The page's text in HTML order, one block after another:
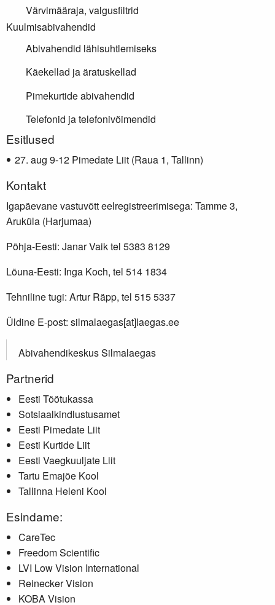
Värvimääraja, valgusfiltrid
Kuulmisabivahendid
Abivahendid lähisuhtlemiseks
Käekellad ja äratuskellad
Pimekurtide abivahendid
Telefonid ja telefonivõimendid
Lisainfo
Esitlused
aug 9-12 Pimedate Liit (Raua 1, Tallinn)
Kontakt
Igapäevane vastuvõtt eelregistreerimisega: Tamme 3,
Aruküla (Harjumaa)
Põhja-Eesti: Janar Vaik tel 5383 8129
Lõuna-Eesti: Inga Koch, tel 514 1834
Tehniline tugi: Artur Räpp, tel 515 5337
Üldine E-post: silmalaegas[at]laegas.ee
Abivahendikeskus Silmalaegas
Partnerid
Eesti Töötukassa
Sotsiaalkindlustusamet
Eesti Pimedate Liit
Eesti Kurtide Liit
Eesti Vaegkuuljate Liit
Tartu Emajõe Kool
Tallinna Heleni Kool
Esindame:
CareTec
Freedom Scientific
LVI Low Vision International
Reinecker Vision
KOBA Vision